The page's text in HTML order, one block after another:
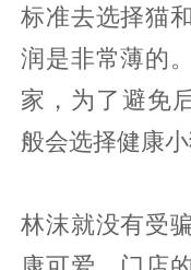
标准去选择猫
润是非常薄的
家，为了避免
般会选择健康小
林沫就没有受